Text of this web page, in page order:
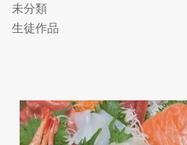
未分類
生徒作品